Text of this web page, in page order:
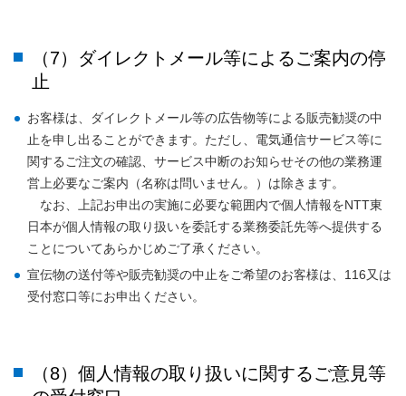
（7）ダイレクトメール等によるご案内の停
止
お客様は、ダイレクトメール等の広告物等による販売勧奨の中
止を申し出ることができます。ただし、電気通信サービス等に
関するご注文の確認、サービス中断のお知らせその他の業務運
営上必要なご案内（名称は問いません。）は除きます。
なお、上記お申出の実施に必要な範囲内で個人情報をNTT東
日本が個人情報の取り扱いを委託する業務委託先等へ提供する
ことについてあらかじめご了承ください。
宣伝物の送付等や販売勧奨の中止をご希望のお客様は、116又は
受付窓口等にお申出ください。
（8）個人情報の取り扱いに関するご意見等